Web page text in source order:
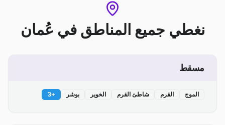
نغطي جميع المناطق في عُمان
مسقط
الموج القرم شاطئ القرم الخوير بوشر +
3